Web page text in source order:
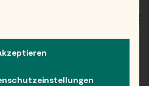
groups for which consent